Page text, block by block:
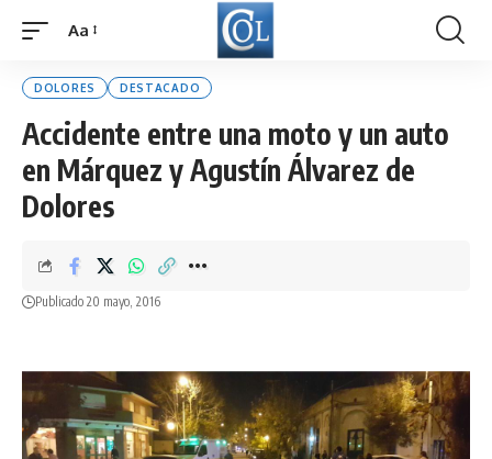
Font
Aa
DOLORES DESTACADO
Accidente entre una moto y un auto
en Márquez y Agustín Álvarez de
Dolores
Publicado 20 mayo, 2016